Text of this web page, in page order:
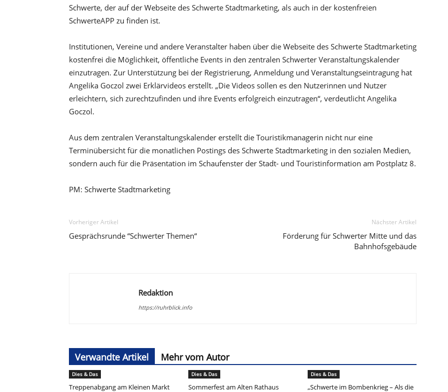
Schwerte, der auf der Webseite des Schwerte Stadtmarketing, als auch in der kostenfreien
SchwerteAPP zu finden ist.
Institutionen, Vereine und andere Veranstalter haben über die Webseite des Schwerte Stadtmarketing
kostenfrei die Möglichkeit, öffentliche Events in den zentralen Schwerter Veranstaltungskalender
einzutragen. Zur Unterstützung bei der Registrierung, Anmeldung und Veranstaltungseintragung hat
Angelika Goczol zwei Erklärvideos erstellt. „Die Videos sollen es den Nutzerinnen und Nutzer
erleichtern, sich zurechtzufinden und ihre Events erfolgreich einzutragen“, verdeutlicht Angelika
Goczol.
Aus dem zentralen Veranstaltungskalender erstellt die Touristikmanagerin nicht nur eine
Terminübersicht für die monatlichen Postings des Schwerte Stadtmarketing in den sozialen Medien,
sondern auch für die Präsentation im Schaufenster der Stadt- und Touristinformation am Postplatz 8.
PM: Schwerte Stadtmarketing
Vorheriger Artikel
Gesprächsrunde “Schwerter Themen“
Nächster Artikel
Förderung für Schwerter Mitte und das
Bahnhofsgebäude
Redaktion
https://ruhrblick.info
Verwandte Artikel Mehr vom Autor
Dies & Das
Treppenabgang am Kleinen Markt
Dies & Das
Sommerfest am Alten Rathaus
Dies & Das
„Schwerte im Bombenkrieg – Als die